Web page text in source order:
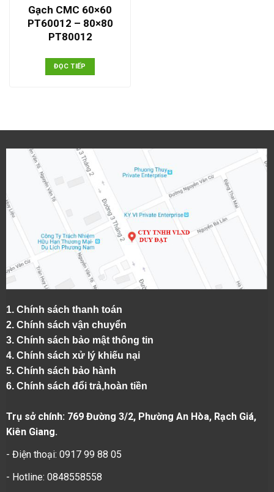
Gạch CMC 60×60
PT60012 – 80×80
PT80012
ĐỌC TIẾP
1. Chính sách thanh toán
2. Chính sách vận chuyển
3. Chính sách bảo mật thông tin
4. Chính sách xử lý khiếu nại
5. Chính sách bảo hành
6. Chính sách đổi trả,hoàn tiền
Trụ sở chính: 769 Đường 3/2, Phường An Hòa, Rạch Giá,
Kiên Giang.
- Điện thoại: 0917 99 88 05
- Hotline: 0848558558